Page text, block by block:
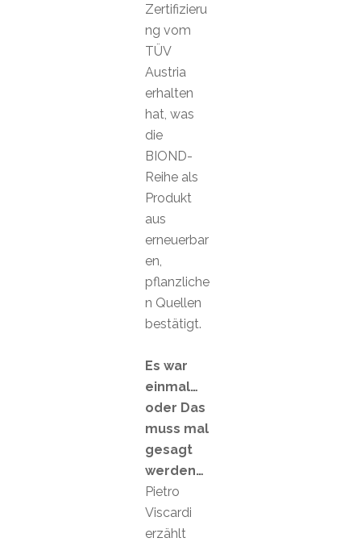
Zertifizieru
ng vom
TÜV
Austria
erhalten
hat, was
die
BIOND-
Reihe als
Produkt
aus
erneuerbar
en,
pflanzliche
n Quellen
bestätigt.
Es war
einmal…
oder Das
muss mal
gesagt
werden…
Pietro
Viscardi
erzählt